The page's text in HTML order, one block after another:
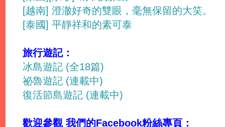
[越南] 澄澈好奇的雙眼，毫無保留的大笑。
[泰國] 平靜祥和的素可泰
旅行遊記：
冰島遊記 (全18篇)
祕魯遊記 (連載中)
復活節島遊記 (連載中)
歡迎參觀 我們的Facebook粉絲專頁：